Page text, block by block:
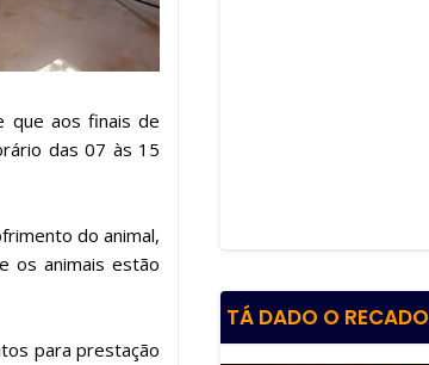
que aos finais de
das 07 às 15
do animal,
os animais estão
para prestação
TÁ DADO O RECADO